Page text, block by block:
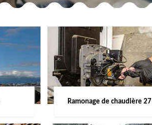
Ramonage de chaudière 27